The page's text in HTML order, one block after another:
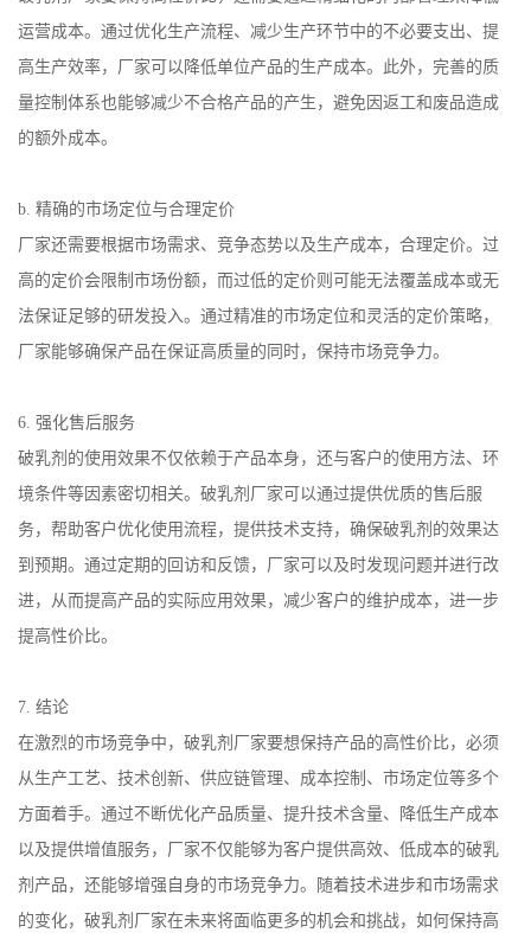
运营成本。通过优化生产流程、减少生产环节中的不必要支出、提
高生产效率，厂家可以降低单位产品的生产成本。此外，完善的质
量控制体系也能够减少不合格产品的产生，避免因返工和废品造成
的额外成本。
b. 精确的市场定位与合理定价
厂家还需要根据市场需求、竞争态势以及生产成本，合理定价。过
高的定价会限制市场份额，而过低的定价则可能无法覆盖成本或无
法保证足够的研发投入。通过精准的市场定位和灵活的定价策略，
厂家能够确保产品在保证高质量的同时，保持市场竞争力。
6. 强化售后服务
破乳剂的使用效果不仅依赖于产品本身，还与客户的使用方法、环
境条件等因素密切相关。破乳剂厂家可以通过提供优质的售后服
务，帮助客户优化使用流程，提供技术支持，确保破乳剂的效果达
到预期。通过定期的回访和反馈，厂家可以及时发现问题并进行改
进，从而提高产品的实际应用效果，减少客户的维护成本，进一步
提高性价比。
7. 结论
在激烈的市场竞争中，破乳剂厂家要想保持产品的高性价比，必须
从生产工艺、技术创新、供应链管理、成本控制、市场定位等多个
方面着手。通过不断优化产品质量、提升技术含量、降低生产成本
以及提供增值服务，厂家不仅能够为客户提供高效、低成本的破乳
剂产品，还能够增强自身的市场竞争力。随着技术进步和市场需求
的变化，破乳剂厂家在未来将面临更多的机会和挑战，如何保持高